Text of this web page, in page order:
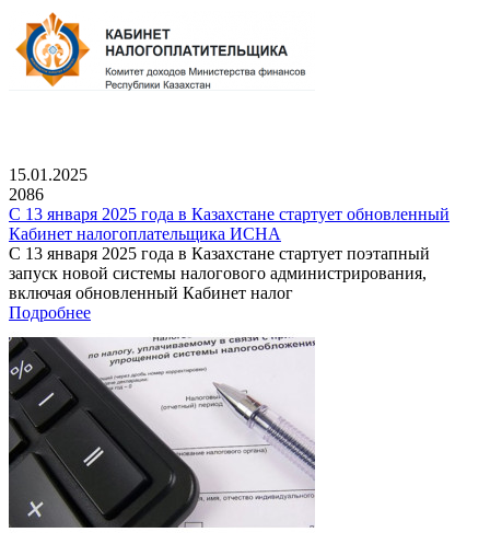
15.01.2025
2086
С 13 января 2025 года в Казахстане стартует обновленный
Кабинет налогоплательщика ИСНА
С 13 января 2025 года в Казахстане стартует поэтапный
запуск новой системы налогового администрирования,
включая обновленный Кабинет налог
Подробнее